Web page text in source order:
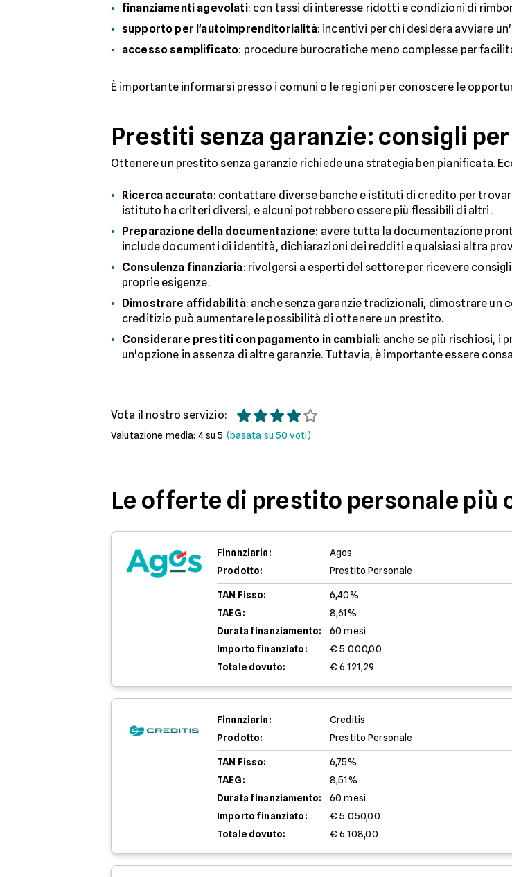
finanziamenti agevolati: con tassi di interesse ridotti e condizioni di
supporto per l'autoimprenditorialità: incentivi per chi desidera avviare
accesso semplificato: procedure burocratiche meno complesse per
È importante informarsi presso i comuni o le regioni per conoscere le
Prestiti senza garanzie: consigli
Ottenere un prestito senza garanzie richiede una strategia ben pianificata.
Ricerca accurata: contattare diverse banche e istituti di credito per
istituto ha criteri diversi, e alcuni potrebbero essere più flessibili di altri.
Preparazione della documentazione: avere tutta la documentazione
include documenti di identità, dichiarazioni dei redditi e qualsiasi altra
Consulenza finanziaria: rivolgersi a esperti del settore per ricevere
proprie esigenze.
Dimostrare affidabilità: anche senza garanzie tradizionali, dimostrare
creditizio può aumentare le possibilità di ottenere un prestito.
Considerare prestiti con pagamento in cambiali: anche se più rischiosi, i
un'opzione in assenza di altre garanzie. Tuttavia, è importante essere
Vota il nostro servizio:
Valutazione media: 4su 5 (basata su50 voti)
Le offerte di prestito personale più
Finanziaria:
Agos
Prodotto:
Prestito Personale
TAN Fisso:
6,40%
TAEG:
8,61%
Durata finanziamento:
60 mesi
Importo finanziato:
€ 5.000,00
Totale dovuto:
€ 6.121,29
Finanziaria:
Creditis
Prodotto:
Prestito Personale
TAN Fisso:
6,75%
TAEG:
8,51%
Durata finanziamento:
60 mesi
Importo finanziato:
€ 5.050,00
Totale dovuto:
€ 6.108,00